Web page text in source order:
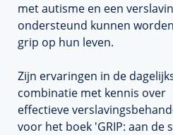
met autisme en een
ondersteund kunnen
grip op hun leven.
Zijn ervaringen in de
combinatie met kennis over
effectieve
voor het boek 'GRIP: aan de